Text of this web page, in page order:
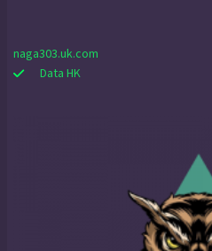
naga303.uk.com
Data HK